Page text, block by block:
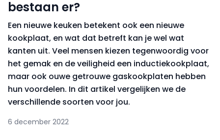
bestaan er?
Een nieuwe keuken betekent ook een nieuwe
kookplaat, en wat dat betreft kan je wel wat
kanten uit. Veel mensen kiezen tegenwoordig voor
het gemak en de veiligheid een inductiekookplaat,
maar ook ouwe getrouwe gaskookplaten hebben
hun voordelen. In dit artikel vergelijken we de
verschillende soorten voor jou.
6 december 2022